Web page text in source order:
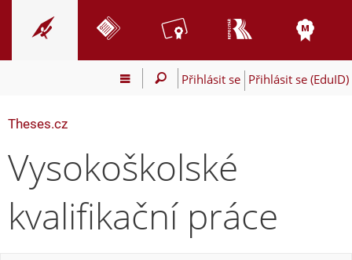
Přihlásit se Přihlásit se (EduID)
Theses.cz
Vysokoškolské
kvalifikační práce